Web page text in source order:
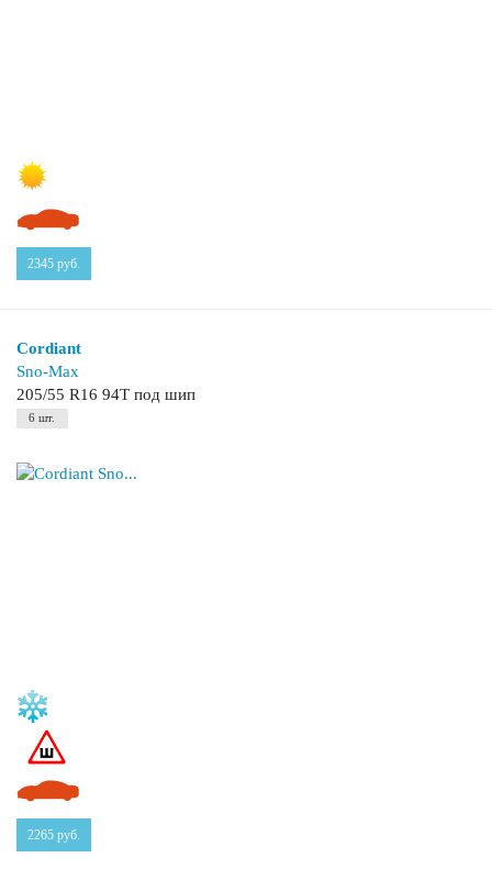
2345 руб.
Cordiant
Sno-Max
205/55 R16 94T под шип
6 шт.
2265 руб.